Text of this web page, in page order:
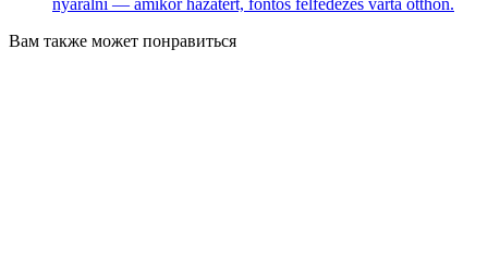
nyaralni — amikor hazatért, fontos felfedezés várta otthon.
Вам также может понравиться